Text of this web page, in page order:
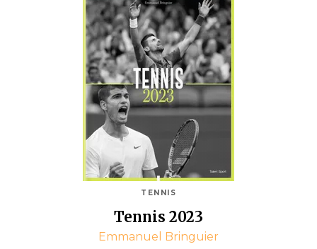
TENNIS
Tennis 2023
Emmanuel Bringuier